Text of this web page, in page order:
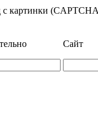
с картинки
Сайт